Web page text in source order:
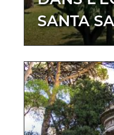
SANTA